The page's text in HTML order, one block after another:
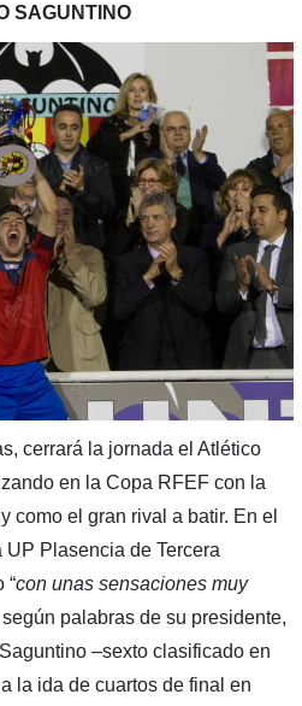
SAGUNTINO
cerrará la jornada el Atlético
en la Copa RFEF con la
como el gran rival a batir. En el
UP Plasencia de Tercera
“con unas sensaciones muy
según palabras de su presidente,
–sexto clasificado en
la ida de cuartos de final en